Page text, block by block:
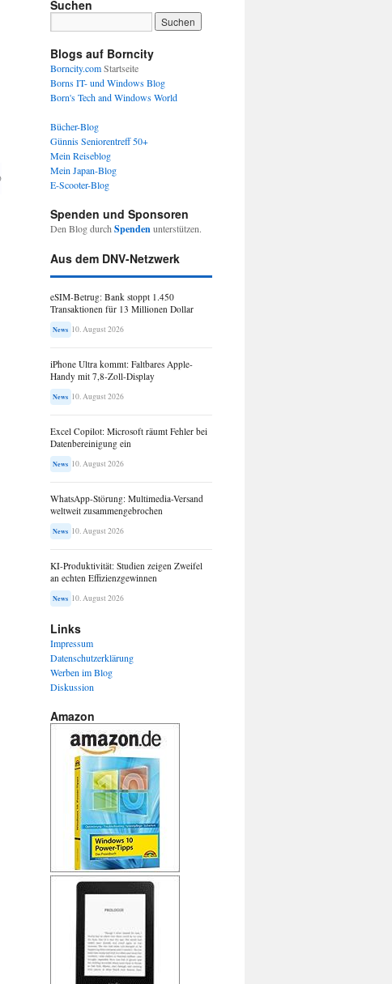
Suchen
Blogs auf Borncity
Borncity.comStartseite
Borns IT- und Windows Blog
Born's Tech and Windows World
Bücher-Blog
Günnis Seniorentreff 50+
Mein Reiseblog
Mein Japan-Blog
E-Scooter-Blog
Spenden und Sponsoren
Den Blog durch Spendenunterstützen.
Aus dem DNV-Netzwerk
eSIM-Betrug: Bank stoppt 1.450
Transaktionen für 13 Millionen Dollar
News 10. August 2026
iPhone Ultra kommt: Faltbares Apple-
Handy mit 7,8-Zoll-Display
News 10. August 2026
Excel Copilot: Microsoft räumt Fehler bei
Datenbereinigung ein
News 10. August 2026
WhatsApp-Störung: Multimedia-Versand
weltweit zusammengebrochen
News 10. August 2026
KI-Produktivität: Studien zeigen Zweifel
an echten Effizienzgewinnen
News 10. August 2026
Links
Impressum
Datenschutzerklärung
Werben im Blog
Diskussion
Amazon